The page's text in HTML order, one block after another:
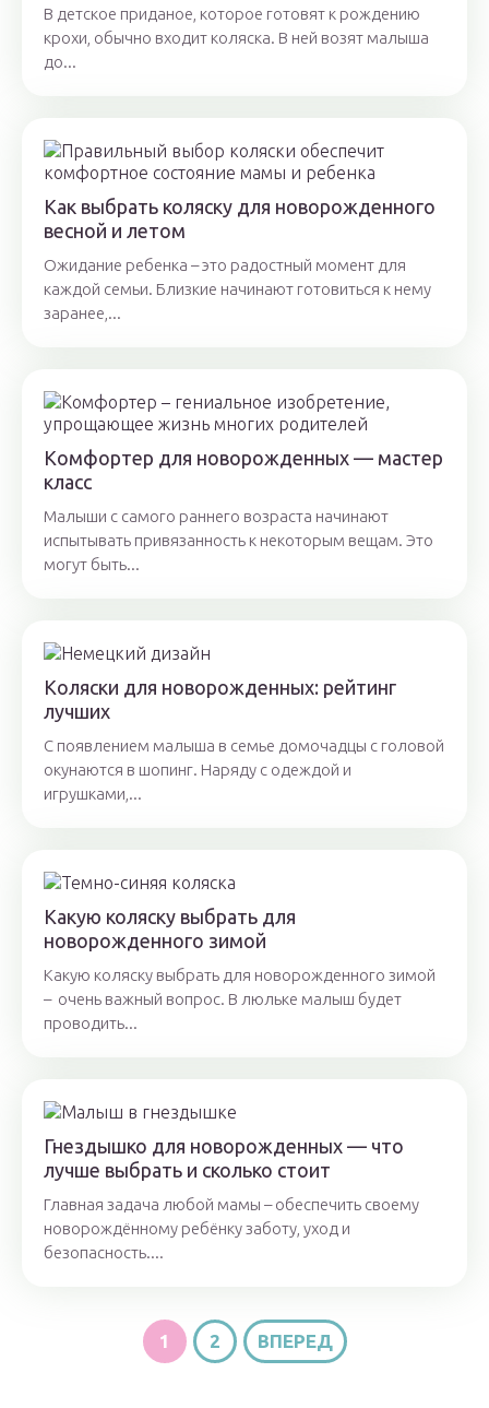
В детское приданое, которое готовят к рождению
крохи, обычно входит коляска. В ней возят малыша
до...
Как выбрать коляску для новорожденного
весной и летом
Ожидание ребенка – это радостный момент для
каждой семьи. Близкие начинают готовиться к нему
заранее,...
Комфортер для новорожденных — мастер
класс
Малыши с самого раннего возраста начинают
испытывать привязанность к некоторым вещам. Это
могут быть...
Коляски для новорожденных: рейтинг
лучших
С появлением малыша в семье домочадцы с головой
окунаются в шопинг. Наряду с одеждой и
игрушками,...
Какую коляску выбрать для
новорожденного зимой
Какую коляску выбрать для новорожденного зимой
– очень важный вопрос. В люльке малыш будет
проводить...
Гнездышко для новорожденных — что
лучше выбрать и сколько стоит
Главная задача любой мамы – обеспечить своему
новорождённому ребёнку заботу, уход и
безопасность....
1 2 ВПЕРЕД